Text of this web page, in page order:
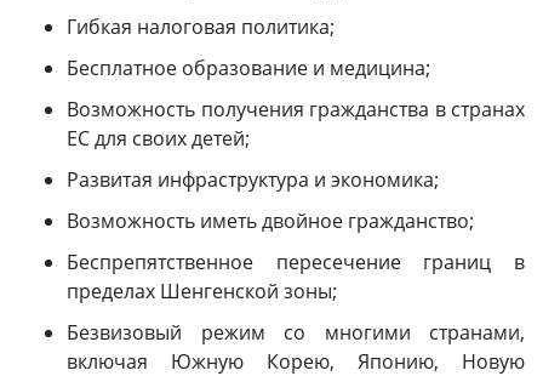
Гибкая налоговая политика;
Бесплатное образование и медицина;
Возможность получения гражданства в странах
ЕС для своих детей;
Развитая инфраструктура и экономика;
Возможность иметь двойное гражданство;
Беспрепятственное пересечение границ в
пределах Шенгенской зоны;
Безвизовый режим со многими странами,
включая Южную Корею, Японию, Новую